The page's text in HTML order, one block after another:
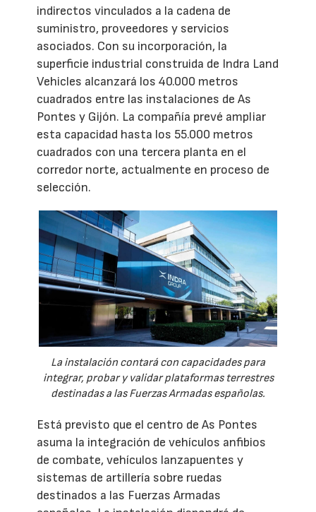
indirectos vinculados a la cadena de
suministro, proveedores y servicios
asociados. Con su incorporación, la
superficie industrial construida de Indra Land
Vehicles alcanzará los 40.000 metros
cuadrados entre las instalaciones de As
Pontes y Gijón. La compañía prevé ampliar
esta capacidad hasta los 55.000 metros
cuadrados con una tercera planta en el
corredor norte, actualmente en proceso de
selección.
La instalación contará con capacidades para
integrar, probar y validar plataformas terrestres
destinadas a las Fuerzas Armadas españolas.
Está previsto que el centro de As Pontes
asuma la integración de vehículos anfibios
de combate, vehículos lanzapuentes y
sistemas de artillería sobre ruedas
destinados a las Fuerzas Armadas